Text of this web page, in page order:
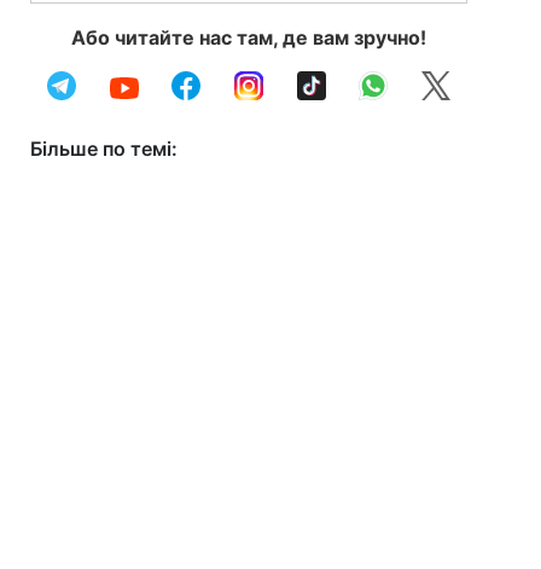
Або читайте нас там, де вам зручно!
Більше по темі: